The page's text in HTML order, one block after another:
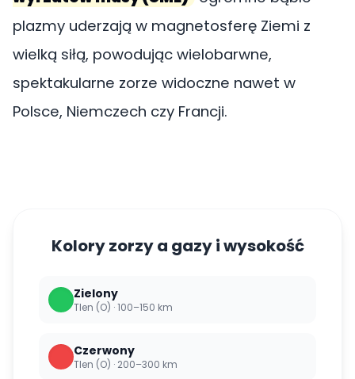
plazmy uderzają w magnetosferę Ziemi z
wielką siłą, powodując wielobarwne,
spektakularne zorze widoczne nawet w
Polsce, Niemczech czy Francji.
Kolory zorzy a gazy i wysokość
Zielony
Tlen (O) ·100–150 km
Czerwony
Tlen (O) · 200–300 km